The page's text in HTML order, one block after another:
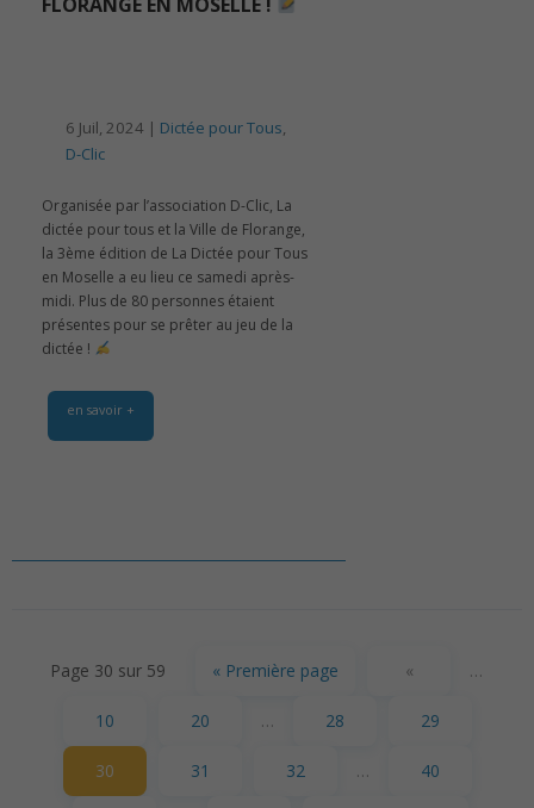
6 Juil, 2024 | Dictée pour Tous,
D-Clic
Organisée par l’association D-Clic, La
dictée pour tous et la Ville de Florange,
la 3ème édition de La Dictée pour Tous
en Moselle a eu lieu ce samedi après-
midi. Plus de 80 personnes étaient
présentes pour se prêter au jeu de la
dictée !
en savoir +
Page 30 sur 59 « Première page « …
10 20 … 28 29
30 31 32 … 40